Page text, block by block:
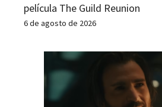
película The Guild Reunion
6 de agosto de 2026